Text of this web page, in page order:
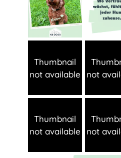
Thumbnail
not available
not
Thumbnail
not available
not